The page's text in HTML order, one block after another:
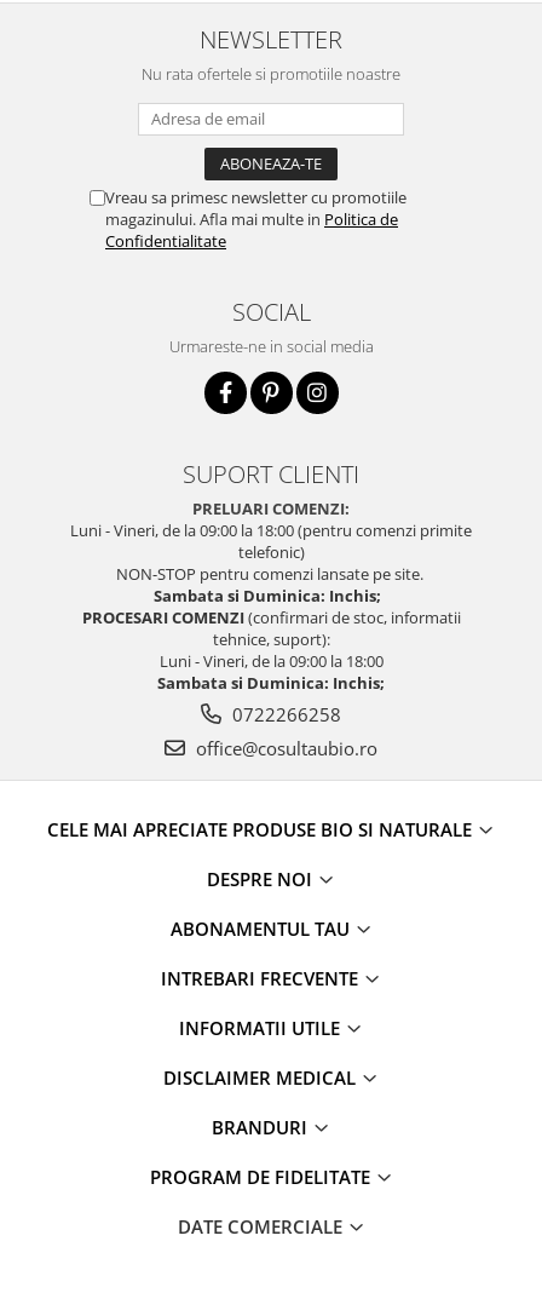
NEWSLETTER
Nu rata ofertele si promotiile noastre
Vreau sa primesc newsletter cu promotiile
magazinului. Afla mai multe in Politica de
Confidentialitate
SOCIAL
Urmareste-ne in social media
SUPORT CLIENTI
PRELUARI COMENZI:
Luni - Vineri, de la 09:00 la 18:00 (pentru comenzi primite
telefonic)
NON-STOP pentru comenzi lansate pe site.
Sambata si Duminica: Inchis;
PROCESARI COMENZI(confirmari de stoc, informatii
tehnice, suport):
Luni - Vineri, de la 09:00 la 18:00
Sambata si Duminica: Inchis;
0722266258
office@cosultaubio.ro
CELE MAI APRECIATE PRODUSE BIO SI NATURALE
DESPRE NOI
ABONAMENTUL TAU
INTREBARI FRECVENTE
INFORMATII UTILE
DISCLAIMER MEDICAL
BRANDURI
PROGRAM DE FIDELITATE
DATE COMERCIALE